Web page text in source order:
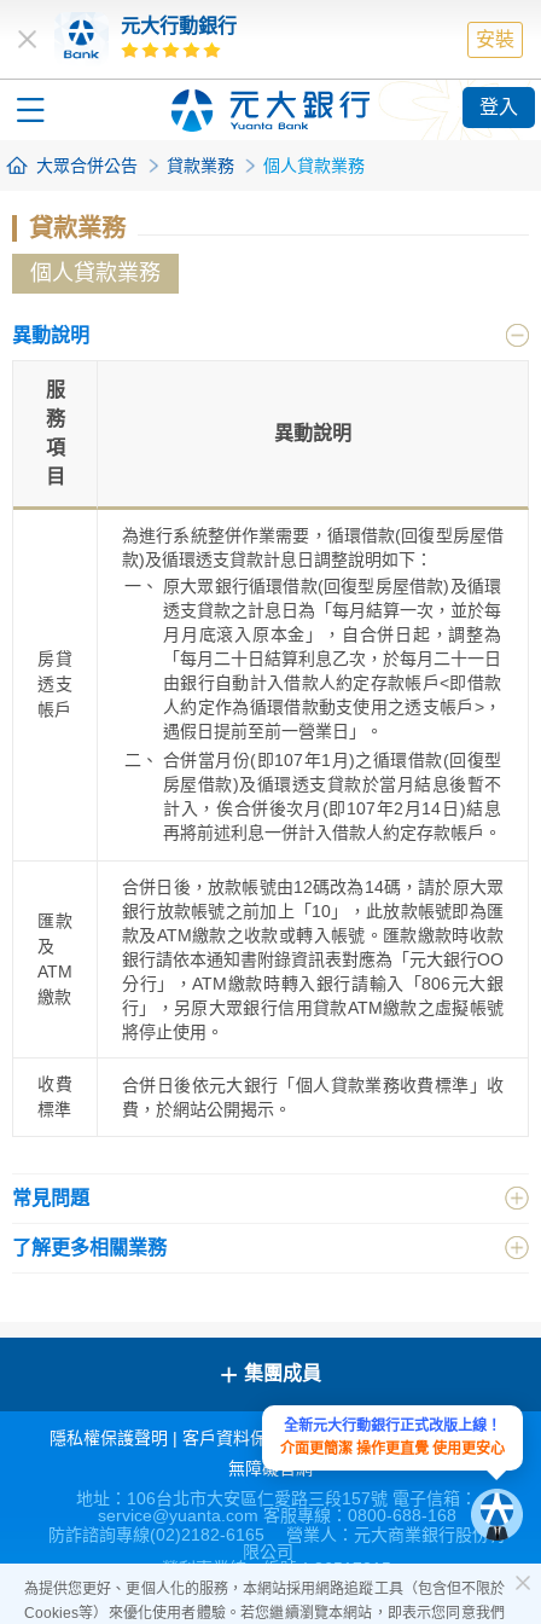
為提供您更好、更個人化的服務，本網站採用網路追蹤工具（包含但不限於
Cookies等）來優化使用者體驗。若您繼續瀏覽本網站，即表示您同意我們
元大行動銀行
安裝
登入
大眾合併公告 貸款業務 個人貸款業務
貸款業務
個人貸款業務
異動說明
服
務
項
目
異動說明
房貸
透支
帳戶
為進行系統整併作業需要，循環借款(回復型房屋借
款)及循環透支貸款計息日調整說明如下：
一、
原大眾銀行循環借款(回復型房屋借款)及循環
透支貸款之計息日為「每月結算一次，並於每
月月底滾入原本金」，自合併日起，調整為
「每月二十日結算利息乙次，於每月二十一日
由銀行自動計入借款人約定存款帳戶<即借款
人約定作為循環借款動支使用之透支帳戶>，
遇假日提前至前一營業日」。
二、 合併當月份(即107年1月)之循環借款(回復型
房屋借款)及循環透支貸款於當月結息後暫不
計入，俟合併後次月(即107年2月14日)結息
再將前述利息一併計入借款人約定存款帳戶。
匯款
及
ATM
繳款
合併日後，放款帳號由12碼改為14碼，請於原大眾
銀行放款帳號之前加上「10」，此放款帳號即為匯
款及ATM繳款之收款或轉入帳號。匯款繳款時收款
銀行請依本通知書附錄資訊表對應為「元大銀行OO
分行」，ATM繳款時轉入銀行請輸入「806元大銀
行」，另原大眾銀行信用貸款ATM繳款之虛擬帳號
將停止使用。
收費
標準
合併日後依元大銀行「個人貸款業務收費標準」收
費，於網站公開揭示。
常見問題
了解更多相關業務
+ 集團成員
隱私權保護聲明 | 客戶資料保密措施|宣導連結|網站導覽|
無障礙官網
地址：106台北市大安區仁愛路三段157號 電子信箱：
service@yuanta.com 客服專線：0800-688-168
防詐諮詢專線(02)2182-6165 營業人：元大商業銀行股份有
限公司
營利事業統一編號：86517315
全新元大行動銀行正式改版上線！
介面更簡潔 操作更直覺 使用更安心